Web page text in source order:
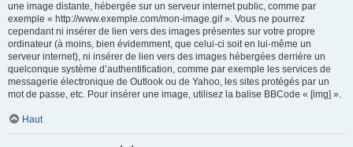
une image distante, hébergée sur un serveur internet public, comme par
exemple « http://www.exemple.com/mon-image.gif ». Vous ne pourrez
cependant ni insérer de lien vers des images présentes sur votre propre
ordinateur (à moins, bien évidemment, que celui-ci soit en lui-même un
serveur internet), ni insérer de lien vers des images hébergées derrière un
quelconque système d’authentification, comme par exemple les services de
messagerie électronique de Outlook ou de Yahoo, les sites protégés par un
mot de passe, etc. Pour insérer une image, utilisez la balise BBCode « [img] ».
Haut